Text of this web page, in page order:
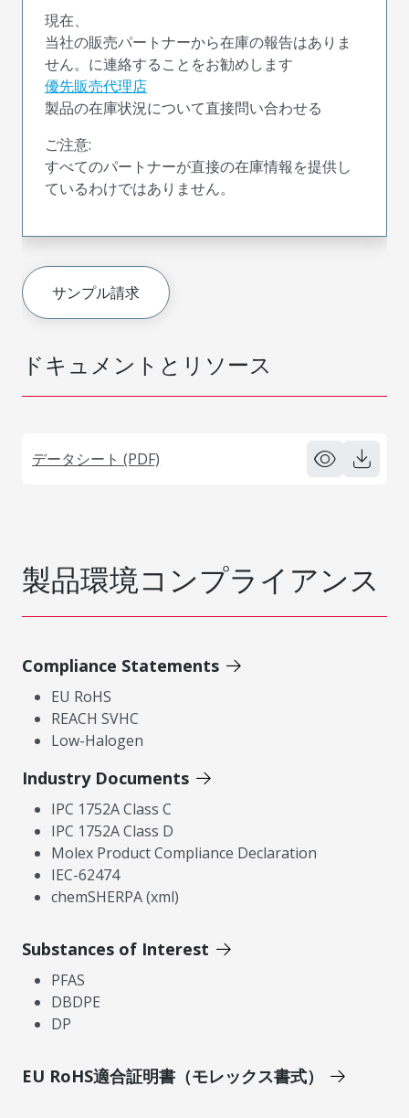
ドキュメントとリソース
データシート (PDF)
現在、
当社の販売パートナーから在庫の報告はありま
せん。に連絡することをお勧めします
優先販売代理店
製品の在庫状況について直接問い合わせる
ご注意:
すべてのパートナーが直接の在庫情報を提供し
ているわけではありません。
サンプル請求
製品環境コンプライアンス
Compliance Statements
EU RoHS
REACH SVHC
Low-Halogen
Industry Documents
IPC 1752A Class C
IPC 1752A Class D
Molex Product Compliance Declaration
IEC-62474
chemSHERPA (xml)
Substances of Interest
PFAS
DBDPE
DP
EU RoHS適合証明書（モレックス書式）